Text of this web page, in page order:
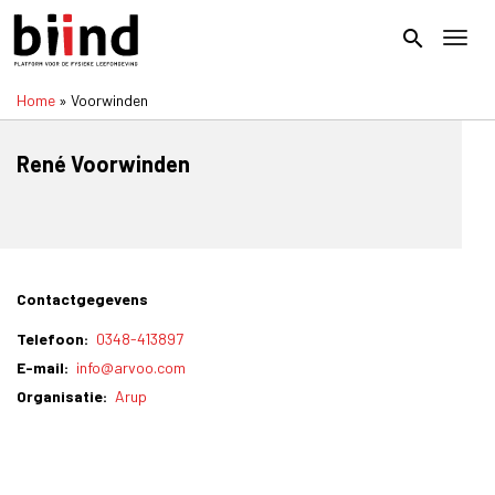
Overslaan
naar
inhoud
search
Home Voorwinden
René Voorwinden
Contactgegevens
Telefoon
0348-413897
E-mail
info@arvoo.com
Organisatie
Arup